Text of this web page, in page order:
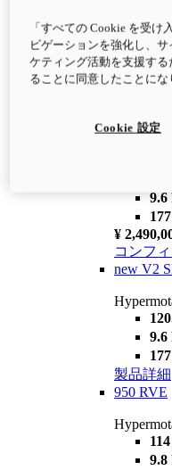
コンフ
newV2 SP
9.6
¥
コンフ
new V2
9.6
製品詳細
950 RVE
9.8
「すべての Cookie を受
ビゲーションを強化し、
ケティング活動を支援す
ることに同意したことにな
Cookie 設定